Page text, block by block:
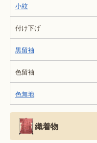
小紋
付け下げ
黒留袖
色留袖
色無地
織着物